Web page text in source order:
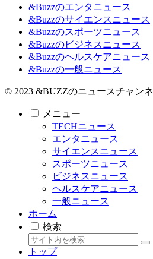
&Buzzのエンタニュース
&Buzzのサイエンスニュース
&Buzzのスポーツニュース
&Buzzのビジネスニュース
&Buzzのヘルスケアニュース
&Buzzの一般ニュース
© 2023 &BUZZのニュースチャン
メニュー
TECHニュース
エンタニュース
サイエンスニュース
スポーツニュース
ビジネスニュース
ヘルスケアニュース
一般ニュース
ホーム
検索
トップ